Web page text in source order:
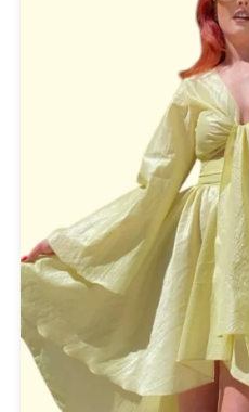
ICE PLAY BY ICEBERG
JUPE
KARL LAGERFELD
KENDALL + KYLIE
L'ATELIER DU SAC